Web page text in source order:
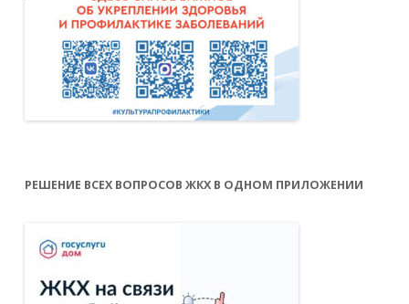
РЕШЕНИЕ ВСЕХ ВОПРОСОВ ЖКХ В ОДНОМ ПРИЛОЖЕНИИ